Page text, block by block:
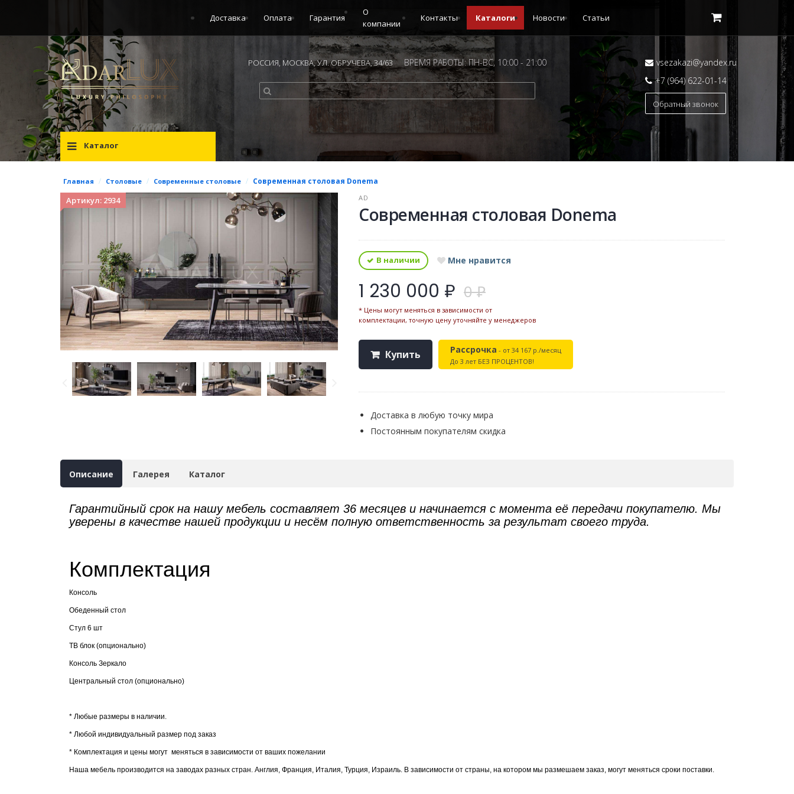
Доставка Оплата Гарантия
О
компании
Контакты Каталоги Новости Статьи
РОССИЯ, МОСКВА, УЛ. ОБРУЧЕВА, 34/63 ВРЕМЯ РАБОТЫ: ПН-ВС, 10:00 - 21:00
vsezakazi@yandex.ru
+7 (964) 622-01-14
Обратный звонок
Каталог
Главная / Столовые / Современные столовые / Современная столовая Donema
Артикул: 2934 AD
Современная столовая Donema
В наличии Мне нравится
1 230 000 ₽ 0 ₽
* Цены могут меняться в зависимости от
комплектации, точную цену уточняйте у менеджеров
Купить Рассрочка - от 34 167 р./месяц
До 3 лет БЕЗ ПРОЦЕНТОВ!
Доставка в любую точку мира
Постоянным покупателям скидка
Описание Галерея Каталог
Гарантийный срок на нашу мебель составляет 36 месяцев и начинается с момента её передачи покупателю. Мы
уверены в качестве нашей продукции и несём полную ответственность за результат своего труда.
Комплектация
Консоль
Обеденный стол
Стул 6 шт
ТВ блок (опционально)
Консоль Зеркало
Центральный стол (опционально)
* Любые размеры в наличии.
* Любой индивидуальный размер под заказ
* Комплектация и цены могут меняться в зависимости от ваших пожелании
Наша мебель производится на заводах разных стран. Англия, Франция, Италия, Турция, Израиль. В зависимости от страны, на котором мы размешаем заказ, могут мeняться сроки поставки.